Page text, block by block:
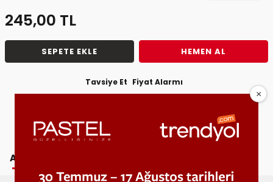
245,00 TL
SEPETE EKLE HEMEN AL
Tavsiye Et Fiyat Alarmı
AÇIKLAMA